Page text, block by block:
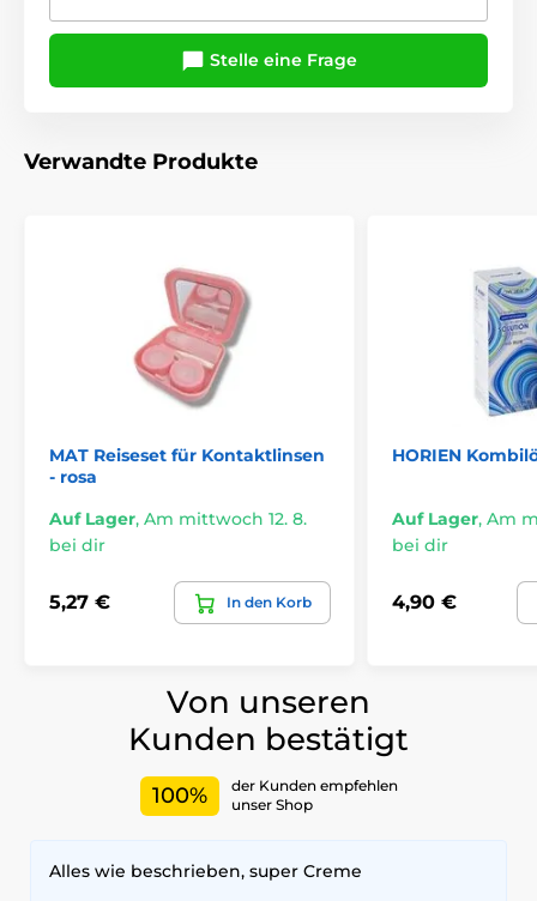
Stelle eine Frage
Verwandte Produkte
MAT Reiseset für Kontaktlinsen
- rosa
Auf Lager, Am mittwoch 12. 8.
bei dir
5,27 € In den Korb
HORIEN
Auf Lager, Am
bei dir
4,90 €
Von unseren
Kunden bestätigt
100%
der Kunden empfehlen
unser Shop
Alles wie beschrieben, super Creme